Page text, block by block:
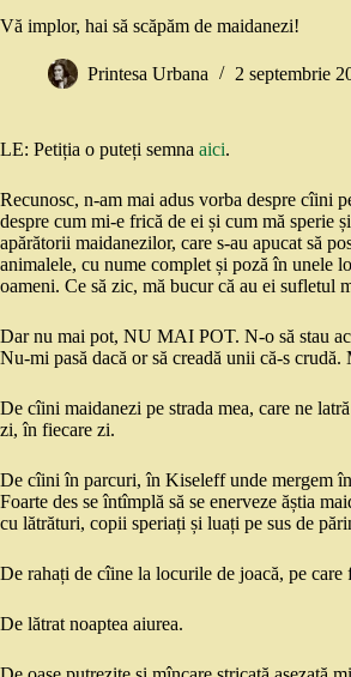
Vă implor, hai să scăpăm de maidanezi!
Printesa Urbana 2 septembrie
LE: Petiția o puteți semna aici.
Recunosc, n-am mai adus vorba despre cîini
despre cum mi-e frică de ei și cum mă sperie
apărătorii maidanezilor, care s-au apucat să
animalele, cu nume complet și poză în unele
oameni. Ce să zic, mă bucur că au ei sufletul
Dar nu mai pot, NU MAI POT. N-o să stau
Nu-mi pasă dacă or să creadă unii că-s crudă.
De cîini maidanezi pe strada mea, care ne
zi, în fiecare zi.
De cîini în parcuri, în Kiseleff unde mergem
Foarte des se întîmplă să se enerveze ăștia
cu lătrături, copii speriați și luați pe sus de
De rahați de cîine la locurile de joacă, pe
De lătrat noaptea aiurea.